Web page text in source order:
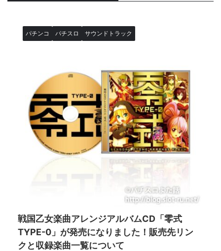
パチンコ パチスロ サウンドトラック
戦国乙女楽曲アレンジアルバムCD「零式
TYPE-0」が発売になりました！販売先リン
クと収録楽曲一覧について